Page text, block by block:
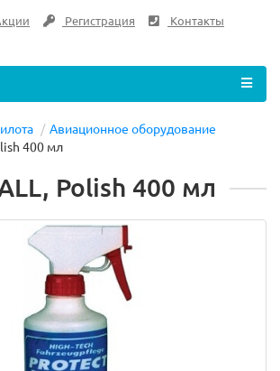
Регистрация
Контакты
Авиационное оборудование
400 мл
Polish 400 мл